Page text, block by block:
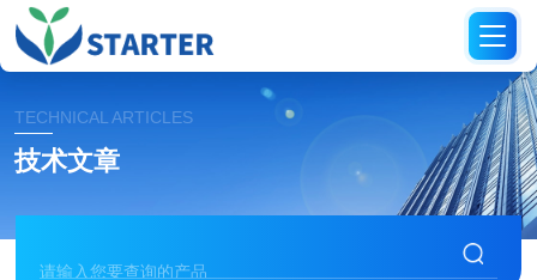
TECHNICAL ARTICLES
技术文章